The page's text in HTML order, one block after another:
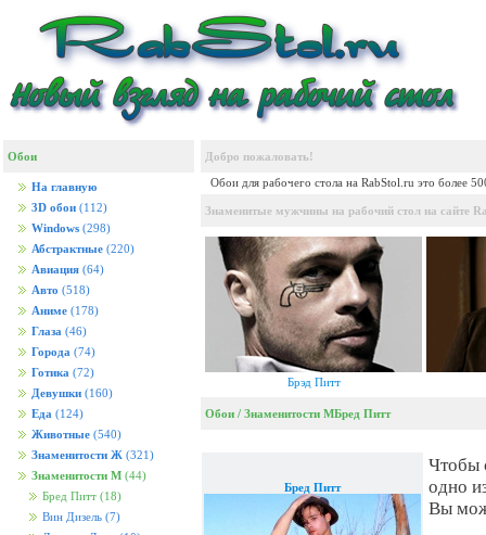
Обои
На главную
3D обои (112)
Windows (298)
Абстрактные (220)
Авиация (64)
Авто (518)
Аниме (178)
Глаза (46)
Города (74)
Готика (72)
Девушки (160)
Еда (124)
Животные (540)
Знаменитости Ж (321)
Знаменитости М (44)
Бред Питт (18)
Вин Дизель (7)
Добро пожаловать!
Обои для рабочего стола на RabStol.ru это более
Знаменитые мужчины на рабочий стол на сайте
Брэд Питт
Обои / Знаменитости МБред Питт
Бред Питт
Чтобы
одно
Вы